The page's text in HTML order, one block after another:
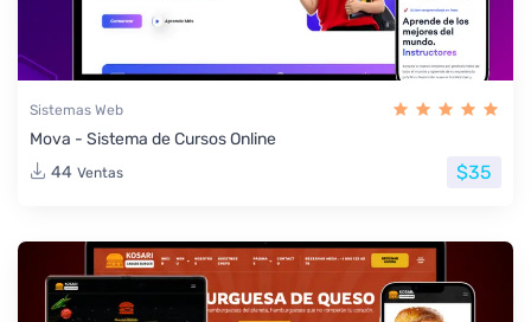
Sistemas Web
Mova - Sistema de Cursos Online
44 Ventas $35